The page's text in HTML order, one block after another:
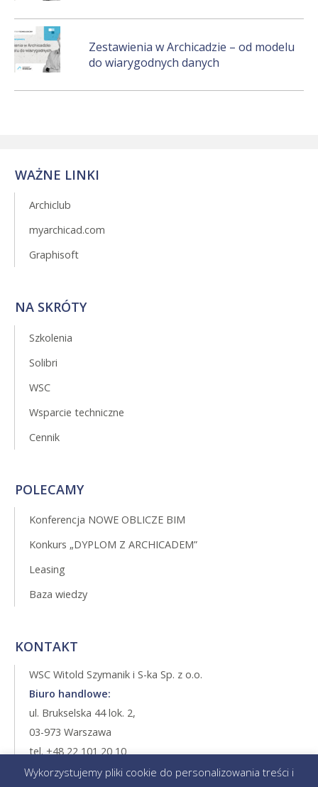
Zestawienia w Archicadzie – od modelu
do wiarygodnych danych
WAŻNE LINKI
Archiclub
myarchicad.com
Graphisoft
NA SKRÓTY
Szkolenia
Solibri
WSC
Wsparcie techniczne
Cennik
POLECAMY
Konferencja NOWE OBLICZE BIM
Konkurs „DYPLOM Z ARCHICADEM”
Leasing
Baza wiedzy
KONTAKT
WSC Witold Szymanik i S-ka Sp. z o.o.
Biuro handlowe:
ul. Brukselska 44 lok. 2,
03-973 Warszawa
tel. +48 22 101 20 10
tel. +48 22 517 00 00
Wykorzystujemy pliki cookie do personalizowania treści i